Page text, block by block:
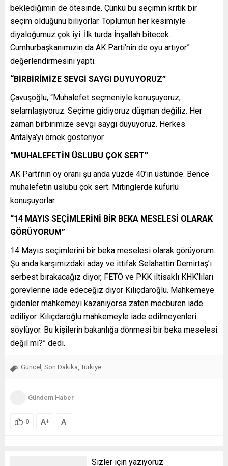
beklediğimin de ötesinde. Çünkü bu seçimin kritik bir
seçim olduğunu biliyorlar. Toplumun her kesimiyle
diyaloğumuz çok iyi. İlk turda İnşallah bitecek.
Cumhurbaşkanımızın da AK Parti’nin de oyu artıyor”
değerlendirmesini yaptı.
“BİRBİRİMİZE SEVGİ SAYGI DUYUYORUZ”
Çavuşoğlu, “Muhalefet seçmeniyle konuşuyoruz,
selamlaşıyoruz. Seçime gidiyoruz düşman değiliz. Her
zaman birbirimize sevgi saygı duyuyoruz. Herkes
Antalya’yı örnek gösteriyor.
“MUHALEFETİN ÜSLUBU ÇOK SERT”
AK Parti’nin oy oranı şu anda yüzde 40’ın üstünde. Bence
muhalefetin üslubu çok sert. Mitinglerde küfürlü
konuşuyorlar.
“14 MAYIS SEÇİMLERİNİ BİR BEKA MESELESİ OLARAK
GÖRÜYORUM”
14 Mayıs seçimlerini bir beka meselesi olarak görüyorum.
Şu anda karşımızdaki aday ve ittifak Selahattin Demirtaş’ı
serbest bırakacağız diyor, FETÖ ve PKK iltisaklı KHK’lıları
görevlerine iade edeceğiz diyor Kılıçdaroğlu. Mahkemeye
gidenler mahkemeyi kazanıyorsa zaten mecburen iade
ediliyor. Kılıçdaroğlu mahkemeyle iade edilmeyenleri
söylüyor. Bu kişilerin bakanlığa dönmesi bir beka meselesi
değil mi?” dedi.
Güncel Son Dakika Türkiye
Gündem Haber
0 A+ A-
Sizler için yazıyoruz